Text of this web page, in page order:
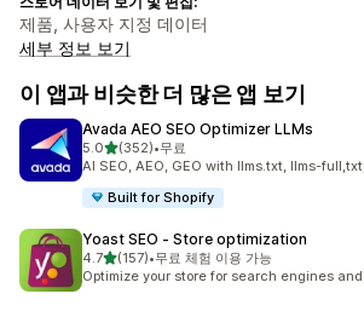
제품, 사용자 지정 데이터
세부 정보 보기
이 앱과 비슷한 더 많은 앱 보기
Avada AEO SEO Optimizer LLMs
5.0별 5개 중
(352)
총 리뷰 352개
•무료
AI SEO, AEO, GEO with llms.txt, llms-
Built for Shopify
Yoast SEO ‑ Store optimization
4.7별 5개 중
(157)
총 리뷰 157개
•무료 체험 이용 가능
Optimize your store for search engines